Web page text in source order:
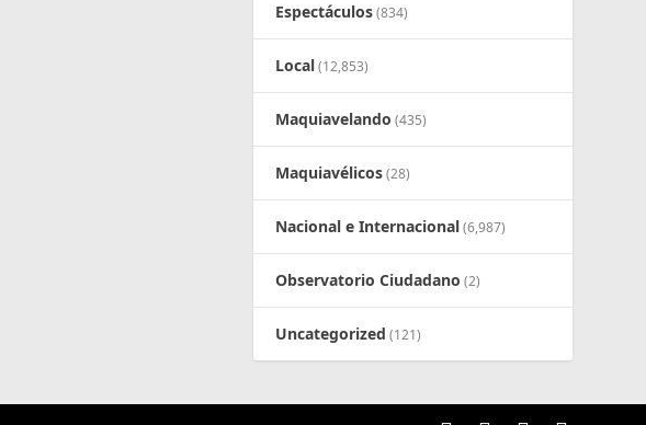
Espectáculos(834)
Local(12,853)
Maquiavelando (435)
Maquiavélicos(28)
Nacional e Internacional(6,987)
Observatorio Ciudadano (2)
Uncategorized (121)